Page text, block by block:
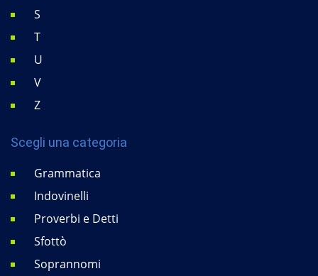
S
T
U
V
Z
Scegli una categoria
Grammatica
Indovinelli
Proverbi e Detti
Sfottò
Soprannomi